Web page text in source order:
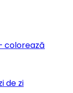
colorează
de zi